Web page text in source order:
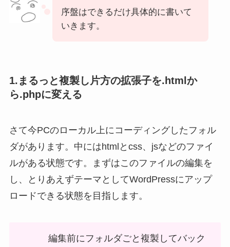
序盤はできるだけ具体的に書いて
いきます。
1.まるっと複製し片方の拡張子を.htmlか
ら.phpに変える
さて今PCのローカル上にコーディングしたフォル
ダがあります。中にはhtmlとcss、jsなどのファイ
ルがある状態です。まずはこのファイルの編集を
し、とりあえずテーマとしてWordPressにアップ
ロードできる状態を目指します。
編集前にフォルダごと複製してバック